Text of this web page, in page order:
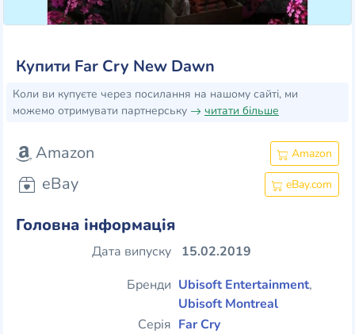
Купити Far Cry New Dawn
Коли ви купуєте через посилання на нашому сайті, ми
можемо отримувати партнерську
читати більше
Amazon Amazon
eBay eBay.com
Головна інформація
Дата випуску
15.02.2019
Бренди Ubisoft Entertainment,
Ubisoft Montreal
Серія Far Cry